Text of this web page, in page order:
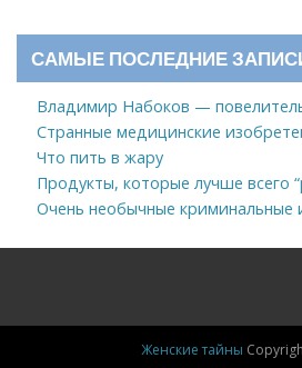
САМЫЕ ПОСЛЕДНИЕ
Владимир Набоков —
Странные медицинские
Что пить в жару
Продукты, которые лучше всего
Очень необычные криминальные
Женские тайны